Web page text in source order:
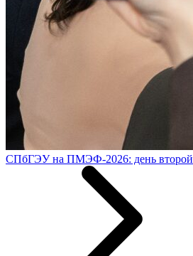
СПбГЭУ на ПМЭФ-2026: день второй